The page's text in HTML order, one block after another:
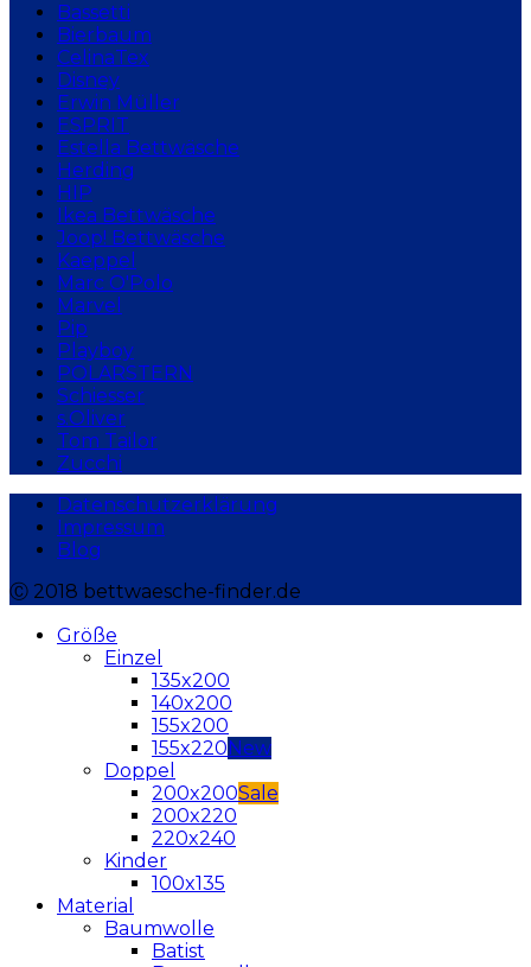
Bassetti
Bierbaum
CelinaTex
Disney
Erwin Müller
ESPRIT
Estella Bettwäsche
Herding
HIP
Ikea Bettwäsche
Joop! Bettwäsche
Kaeppel
Marc O'Polo
Marvel
Pip
Playboy
POLARSTERN
Schiesser
s.Oliver
Tom Tailor
Zucchi
Datenschutzerklärung
Impressum
Blog
Ⓒ 2018 bettwaesche-finder.de
Größe
Einzel
135x200
140x200
155x200
155x220
Doppel
200x200
200x220
220x240
Kinder
100x135
Material
Baumwolle
Batist